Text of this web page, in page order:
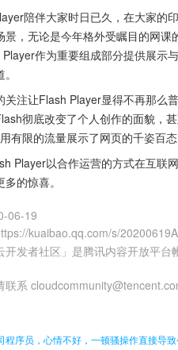
陪伴大家时日已久，在大家的
景，无论是今年格外受瞩目的网
作为重要组成部分提供展示
关注让Flash Player显得不再那么
彻底改变了个人创作的面貌，
有限的流量展示了网页的千姿百
Player以合作运营的方式在互联
的惊喜。
06-19
kuaibao.qq.com/s/
开发者社区」是腾讯内容开放平
联系
程序员，心情不好，一顿骚操作直接导